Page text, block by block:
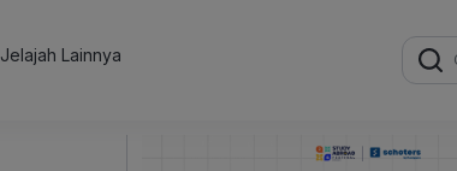
Jelajah Lainnya
Search
for: